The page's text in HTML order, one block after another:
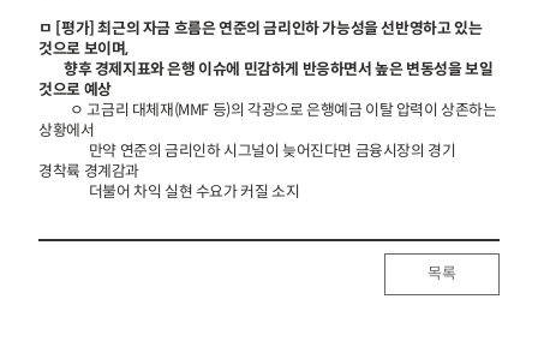
ㅁ [평가] 최근의 자금 흐름은 연준의 금리인하 가능성을 선반영하고 있는
것으로 보이며,
향후 경제지표와 은행 이슈에 민감하게 반응하면서 높은 변동성을 보일
것으로 예상
ㅇ 고금리 대체재(MMF 등)의 각광으로 은행예금 이탈 압력이 상존하는
상황에서
만약 연준의 금리인하 시그널이 늦어진다면 금융시장의 경기
경착륙 경계감과
더불어 차익 실현 수요가 커질 소지
목록